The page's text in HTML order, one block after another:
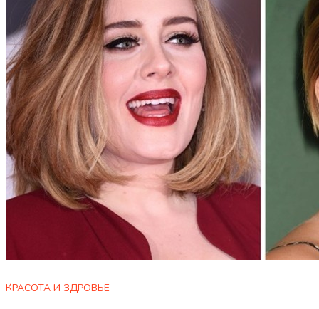
КРАСОТА И ЗДРОВЬЕ